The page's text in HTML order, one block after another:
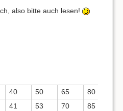
also bitte auch lesen!
40 50 65 80
41 53 70 85